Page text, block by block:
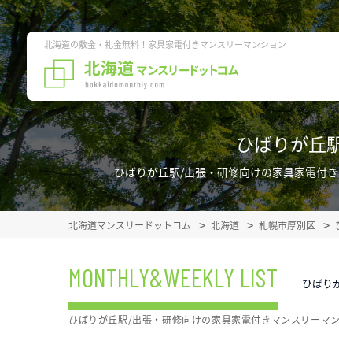
北海道の敷金・礼金無料！家具家電付きマンスリーマンション
ひばりが丘
ひばりが丘駅/出張・研修向けの家具家電付
北海道マンスリードットコム 北海道 札幌市厚別区
MONTHLY&WEEKLY LIST ひばり
ひばりが丘駅/出張・研修向けの家具家電付きマンスリーマ